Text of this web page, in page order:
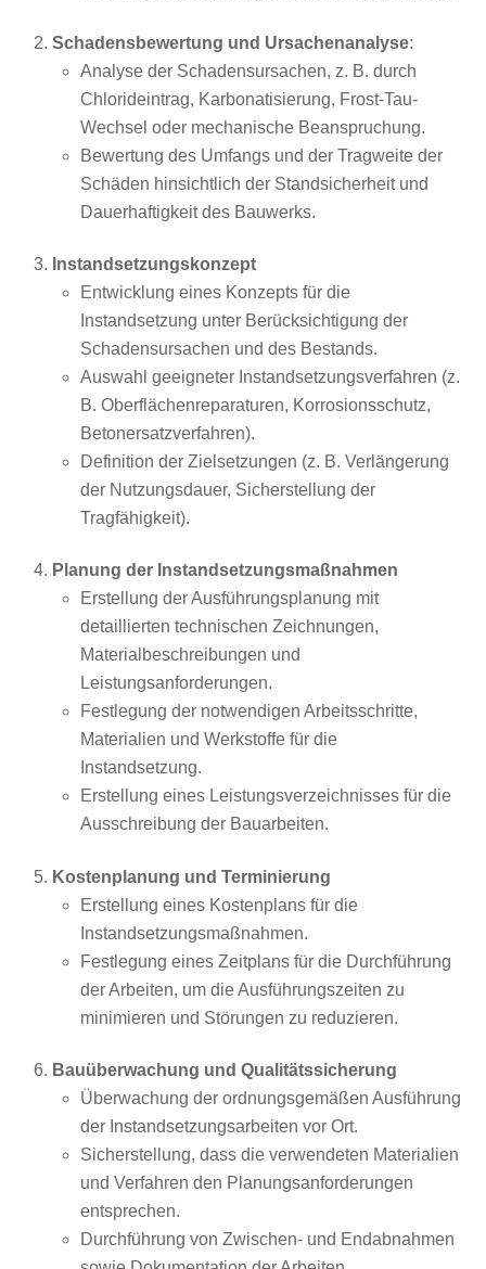
Schadensbewertung und Ursachenanalyse:
Analyse der Schadensursachen, z. B. durch
Chlorideintrag, Karbonatisierung, Frost-Tau-
Wechsel oder mechanische Beanspruchung.
Bewertung des Umfangs und der Tragweite der
Schäden hinsichtlich der Standsicherheit und
Dauerhaftigkeit des Bauwerks.
Instandsetzungskonzept
Entwicklung eines Konzepts für die
Instandsetzung unter Berücksichtigung der
Schadensursachen und des Bestands.
Auswahl geeigneter Instandsetzungsverfahren (z.
B. Oberflächenreparaturen, Korrosionsschutz,
Betonersatzverfahren).
Definition der Zielsetzungen (z. B. Verlängerung
der Nutzungsdauer, Sicherstellung der
Tragfähigkeit).
Planung der Instandsetzungsmaßnahmen
Erstellung der Ausführungsplanung mit
detaillierten technischen Zeichnungen,
Materialbeschreibungen und
Leistungsanforderungen.
Festlegung der notwendigen Arbeitsschritte,
Materialien und Werkstoffe für die
Instandsetzung.
Erstellung eines Leistungsverzeichnisses für die
Ausschreibung der Bauarbeiten.
Kostenplanung und Terminierung
Erstellung eines Kostenplans für die
Instandsetzungsmaßnahmen.
Festlegung eines Zeitplans für die Durchführung
der Arbeiten, um die Ausführungszeiten zu
minimieren und Störungen zu reduzieren.
Bauüberwachung und Qualitätssicherung
Überwachung der ordnungsgemäßen Ausführung
der Instandsetzungsarbeiten vor Ort.
Sicherstellung, dass die verwendeten Materialien
und Verfahren den Planungsanforderungen
entsprechen.
Durchführung von Zwischen- und Endabnahmen